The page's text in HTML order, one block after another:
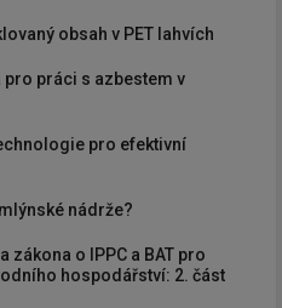
obsah v PET lahvích
práci s azbestem v
pro efektivní
nádrže?
zákona o IPPC a BAT pro
hospodářství: 2. část